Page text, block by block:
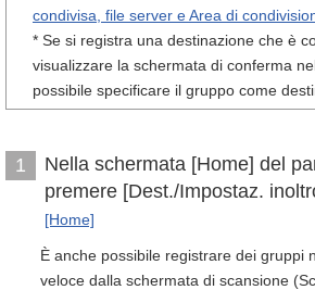
condivisa, file server e Area di
* Se si registra una destinazione che è
visualizzare la schermata di conferma
possibile specificare il gruppo come
1
Nella schermata [Home] del
premere [Dest./Impostaz.
[Home]
È anche possibile registrare dei gruppi
veloce dalla schermata di scansione